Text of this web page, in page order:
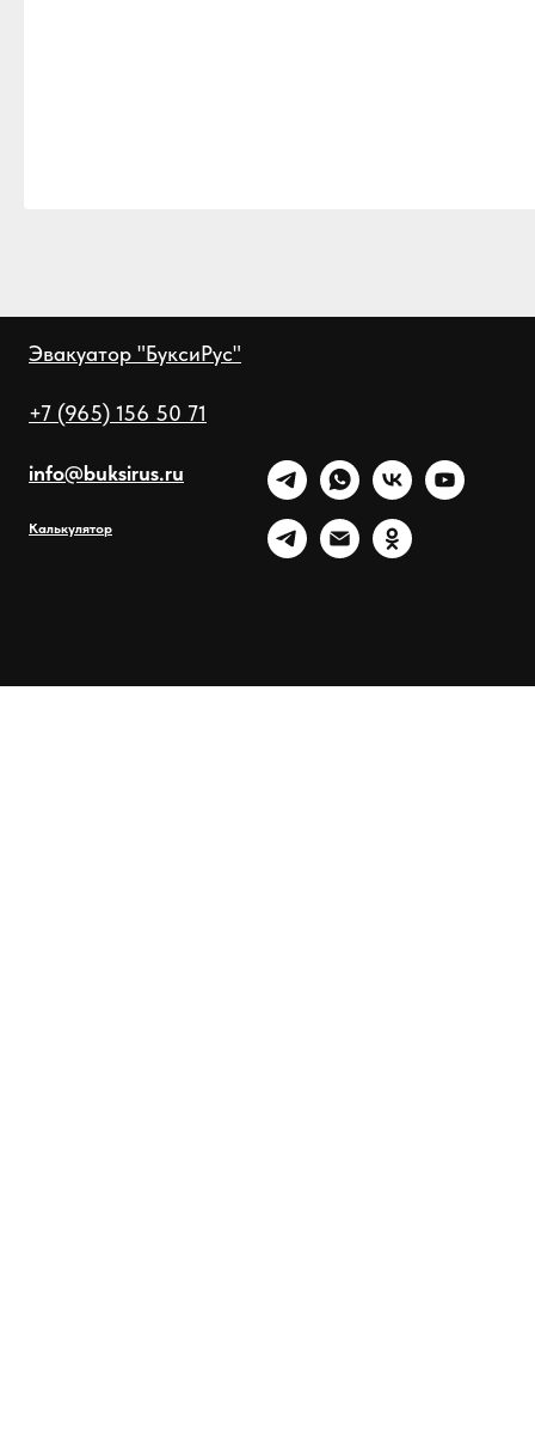
Эвакуатор "БуксиРус"
+7 (965) 156 50 71
info@buksirus.ru
Калькулятор